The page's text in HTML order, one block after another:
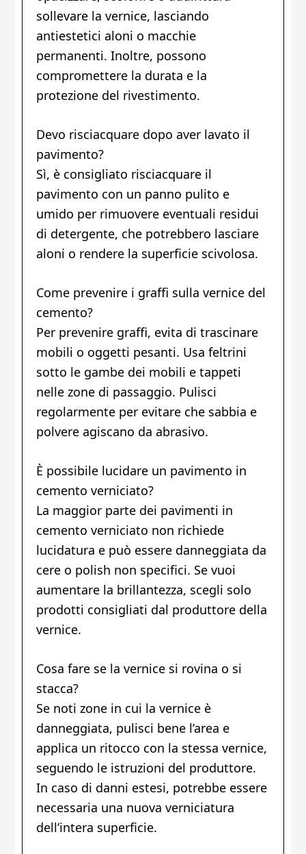
sollevare la vernice, lasciando
antiestetici aloni o macchie
permanenti. Inoltre, possono
compromettere la durata e la
protezione del rivestimento.
Devo risciacquare dopo aver lavato il
pavimento?
Sì, è consigliato risciacquare il
pavimento con un panno pulito e
umido per rimuovere eventuali residui
di detergente, che potrebbero lasciare
aloni o rendere la superficie scivolosa.
Come prevenire i graffi sulla vernice del
cemento?
Per prevenire graffi, evita di trascinare
mobili o oggetti pesanti. Usa feltrini
sotto le gambe dei mobili e tappeti
nelle zone di passaggio. Pulisci
regolarmente per evitare che sabbia e
polvere agiscano da abrasivo.
È possibile lucidare un pavimento in
cemento verniciato?
La maggior parte dei pavimenti in
cemento verniciato non richiede
lucidatura e può essere danneggiata da
cere o polish non specifici. Se vuoi
aumentare la brillantezza, scegli solo
prodotti consigliati dal produttore della
vernice.
Cosa fare se la vernice si rovina o si
stacca?
Se noti zone in cui la vernice è
danneggiata, pulisci bene l’area e
applica un ritocco con la stessa vernice,
seguendo le istruzioni del produttore.
In caso di danni estesi, potrebbe essere
necessaria una nuova verniciatura
dell’intera superficie.